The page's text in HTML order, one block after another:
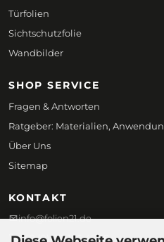
Türfolien
Sichtschutzfolie
Wandbilder
SHOP SERVICE
Fragen & Antworten
Ratgeber: Materialien,
Über Uns
Sitemap
KONTAKT
info@folien21.de
+49 (0) 172 186 45 98